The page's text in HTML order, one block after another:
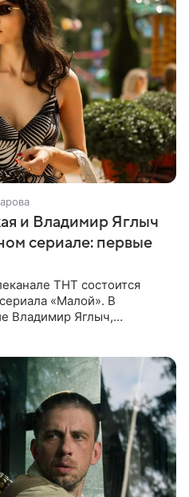
и Владимир Яглыч
сериале: первые
ТНТ состоится
«Малой». В
Владимир Яглыч,